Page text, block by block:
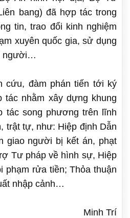
bang) đã hợp tác trong
tin, trao đổi kinh nghiệm
xuyên quốc gia, sử dụng
người…
cứu, đàm phán tiến tới ký
tác nhằm xây dựng khung
tác song phương trên lĩnh
trật tự, như: Hiệp định Dẫn
giao người bị kết án, phạt
Tư pháp về hình sự, Hiệp
phạm rửa tiền; Thỏa thuận
nhập cảnh…
Minh Trí